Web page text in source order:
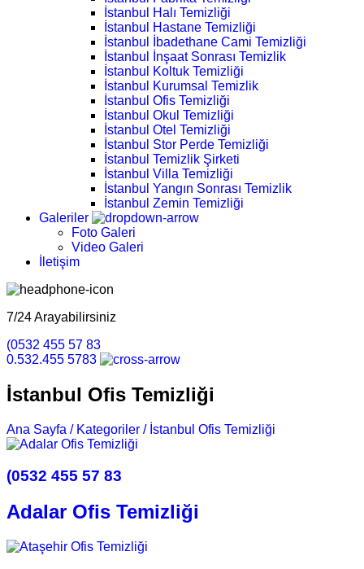
İstanbul Halı Temizliği
İstanbul Hastane Temizliği
İstanbul İbadethane Cami Temizliği
İstanbul İnşaat Sonrası Temizlik
İstanbul Koltuk Temizliği
İstanbul Kurumsal Temizlik
İstanbul Ofis Temizliği
İstanbul Okul Temizliği
İstanbul Otel Temizliği
İstanbul Stor Perde Temizliği
İstanbul Temizlik Şirketi
İstanbul Villa Temizliği
İstanbul Yangın Sonrası Temizlik
İstanbul Zemin Temizliği
Galeriler
Foto Galeri
Video Galeri
İletişim
7/24 Arayabilirsiniz
(0532 455 57 83
0.532.455 5783
İstanbul Ofis Temizliği
Ana Sayfa / Kategoriler / İstanbul Ofis Temizliği
(0532 455 57 83
Adalar Ofis Temizliği